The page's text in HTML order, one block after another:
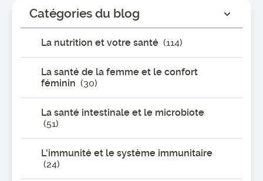
Catégories du blog
La nutrition et votre santé (114)
La santé de la femme et le confort
féminin (30)
La santé intestinale et le microbiote
(51)
L'immunité et le système immunitaire
(24)